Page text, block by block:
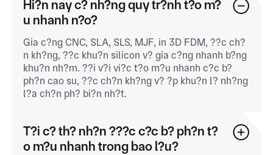
Hi?n nay c? nh?ng quy tr?nh t?o m?
u nhanh n?o?
Gia c?ng CNC, SLA, SLS, MJF, in 3D FDM, ??c ch?
n kh?ng, ??c khu?n silicon v? gia c?ng nhanh b?ng
khu?n nh?m. ??i v?i vi?c t?o m?u nhanh c?c b?
ph?n cao su, ??c ch?n kh?ng v? ?p khu?n l? nh?ng
l?a ch?n ph? bi?n nh?t.
T?i c? th? nh?n ???c c?c b? ph?n t?
o m?u nhanh trong bao l?u?